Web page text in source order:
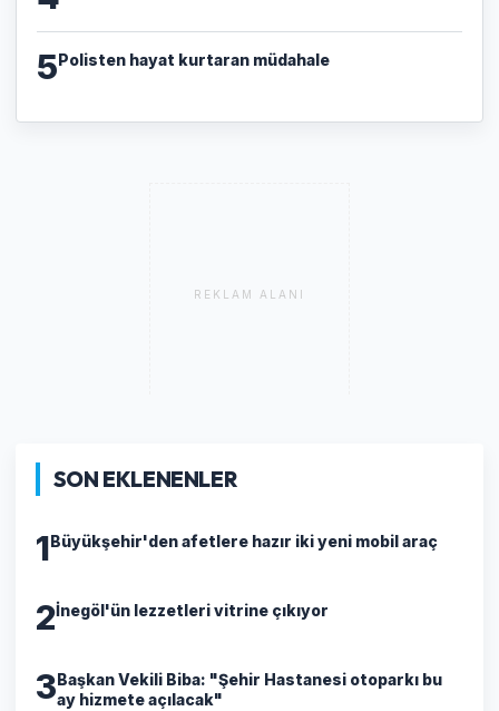
5Polisten hayat kurtaran müdahale
REKLAM ALANI
SON EKLENENLER
1Büyükşehir'den afetlere hazır iki yeni mobil araç
2İnegöl'ün lezzetleri vitrine çıkıyor
3Başkan Vekili Biba: "Şehir Hastanesi otoparkı bu
ay hizmete açılacak"